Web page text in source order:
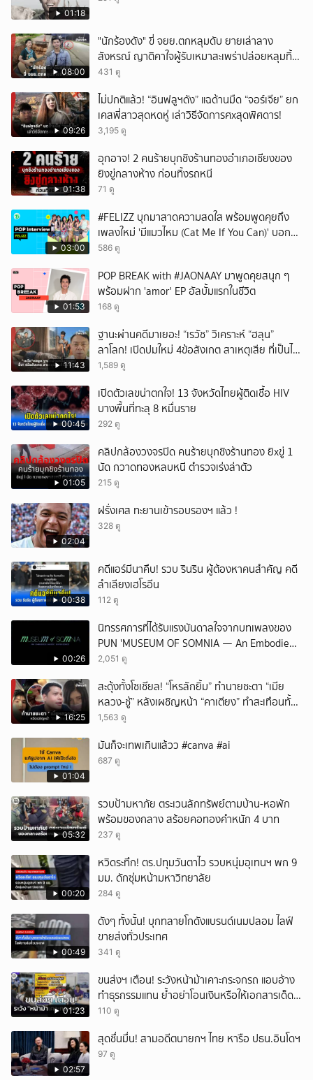
01:18
08:00
"นักร้องดัง" ขี่ จยย.ตกหลุมดับ ยายเล่าลาง
สังหรณ์ ญาติคาใจผู้รับเหมาสะเพร่าปล่อยหลุมทิ้ง
ไว้ 3 เดือน เพิ่งปิดหลังเกิดเหตุ
431 ดู
09:26
ไม่ปกติแล้ว! “อินฟลูฯดัง” แฉด้านมืด “จอร์เจีย” ยก
เคสพี่สาวสุดหดหู่ เล่าวิธีจัดการศxสุดพิศดาร!
3,195 ดู
01:38
อุกอาจ! 2 คนร้ายบุกชิงร้านทองอำเภอเชียงของ
ยิงขู่กลางห้าง ก่อนทิ้งรถหนี
71 ดู
03:00
#FELIZZ บุกมาสาดความสดใส พร้อมพูดคุยถึง
เพลงใหม่ 'มีแมวไหม (Cat Me If You Can)' บอก
เลยว่าเริ่ดไม่ไหว 🌟
586 ดู
01:53
POP BREAK with #JAONAAY มาพูดคุยสนุก ๆ
พร้อมฝาก 'amor' EP อัลบั้มแรกในชีวิต
168 ดู
11:43
ฐานะผ่านคดีมาเยอะ! “เรวัช” วิเคราะห์ “ฮลุน”
ลาโลก! เปิดปมใหม่ 4ข้อสังเกต สาเหตุเสีย ที่เป็นไป
ได้?
1,589 ดู
00:45
เปิดตัวเลขน่าตกใจ! 13 จังหวัดไทยผู้ติดเชื้อ HIV
บางพื้นที่ทะลุ 8 หมื่นราย
292 ดู
01:05
คลิปกล้องวงจรปิด คนร้ายบุกชิงร้านทอง ยิxขู่ 1
นัด กวาดทองหลบหนี ตำรวจเร่งล่าตัว
215 ดู
02:04
ฝรั่งเศส ทะยานเข้ารอบรองฯ แล้ว !
328 ดู
00:38
คดีแอร์มีนาคืบ! รวบ รินริน ผู้ต้องหาคนสำคัญ คดี
ลำเลียงเฮโรอีน
112 ดู
00:26
นิทรรศการที่ได้รับแรงบันดาลใจจากบทเพลงของ
PUN 'MUSEUM OF SOMNIA — An Embodied
Music Experience'
2,051 ดู
16:25
สะดุ้งทั้งโซเชียล! “โหรลักยิ้ม” ทำนายชะตา “เมีย
หลวง-ชู้” หลังเผชิญหน้า “คาเตียง” ทำสะเทือนทั้ง
ประเทศ
1,563 ดู
01:04
มันก็จะเทพเกินแล้วว #canva #ai
687 ดู
05:32
รวบป้ามหาภัย ตระเวนลักทรัพย์ตามบ้าน-หอพัก
พร้อมของกลาง สร้อยคอทองคำหนัก 4 บาท
237 ดู
00:20
หวิดระทึก! ตร.ปทุมวันตาไว รวบหนุ่มอุเทนฯ พก 9
มม. ดักซุ่มหน้ามหาวิทยาลัย
284 ดู
00:49
ดังๆ ทั้งนั้น! บุกทลายโกดังแบรนด์เนมปลอม ไลฟ์
ขายส่งทั่วประเทศ
341 ดู
01:23
ขนส่งฯ เตือน! ระวังหน้าม้าเคาะกระจกรถ แอบอ้าง
ทำธุรกรรมแทน ย้ำอย่าโอนเงินหรือให้เอกสารเด็ด
ขาด
110 ดู
02:57
สุดชื่นมื่น! สามอดีตนายกฯ ไทย หารือ ปธน.อินโดฯ
97 ดู